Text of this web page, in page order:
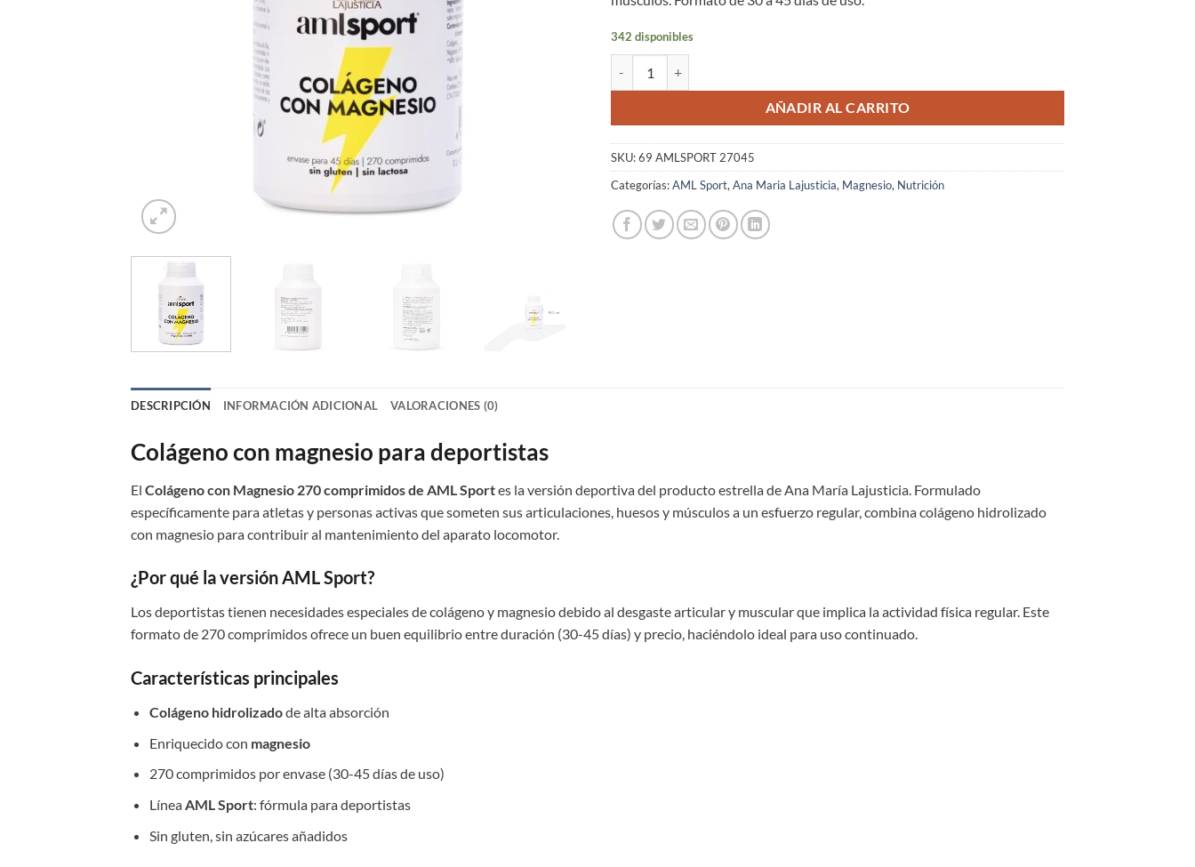
342 disponibles
AÑADIR AL CARRITO
SKU:69 AMLSPORT 27045
Categorías:AML Sport,Ana Maria Lajusticia, Magnesio, Nutrición
DESCRIPCIÓN INFORMACIÓN ADICIONAL VALORACIONES (0)
Colágeno con magnesio para deportistas
El Colágeno con Magnesio 270 comprimidos de AML Sportes la versión deportiva del producto estrella de Ana María Lajusticia. Formulado
específicamente para atletas y personas activas que someten sus articulaciones, huesos y músculos a un esfuerzo regular, combina colágeno hidrolizado
con magnesio para contribuir al mantenimiento del aparato locomotor.
¿Por qué la versión AML Sport?
Los deportistas tienen necesidades especiales de colágeno y magnesio debido al desgaste articular y muscular que implica la actividad física regular. Este
formato de 270 comprimidos ofrece un buen equilibrio entre duración (30-45 días) y precio, haciéndolo ideal para uso continuado.
Características principales
Colágeno hidrolizadode alta absorción
Enriquecido con magnesio
270 comprimidos por envase (30-45 días de uso)
LíneaAML Sport: fórmula para deportistas
Sin gluten, sin azúcares añadidos